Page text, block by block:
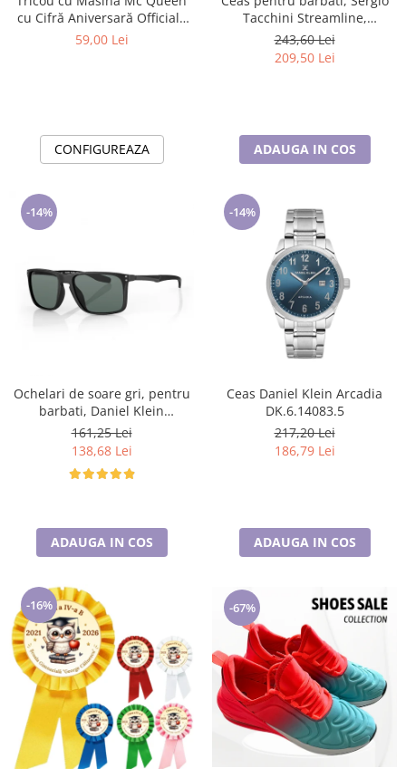
cu Cifră Aniversară Official|
Cadou Personalizat e-CADOU
59,00 Lei
CONFIGUREAZA
Tacchini Streamline,
ST.1.10116.2
243,60 Lei
209,50 Lei
ADAUGA IN COS
-14%
Ochelari de soare gri, pentru
barbati, Daniel Klein
Sunglasses, DK3250-2
161,25 Lei
138,68 Lei
ADAUGA IN COS
-14%
Ceas Daniel Klein Arcadia
DK.6.14083.5
217,20 Lei
186,79 Lei
ADAUGA IN COS
-16% -67%